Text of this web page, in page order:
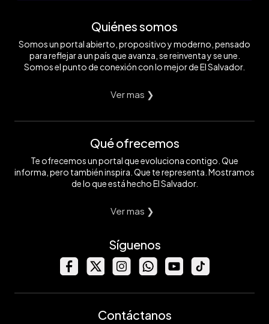
Quiénes somos
Somos un portal abierto, propositivo y moderno, pensado
para reflejar a un país que avanza, se reinventa y se une.
Somos el punto de conexión con lo mejor de El Salvador.
Ver mas ❯
Qué ofrecemos
Te ofrecemos un portal que evoluciona contigo. Que
informa, pero también inspira. Que te representa. Mostramos
de lo que está hecho El Salvador.
Ver mas ❯
Síguenos
Contáctanos